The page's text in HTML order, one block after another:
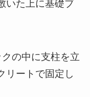
いた上に基礎ブ
の中に支柱を立
リートで固定し